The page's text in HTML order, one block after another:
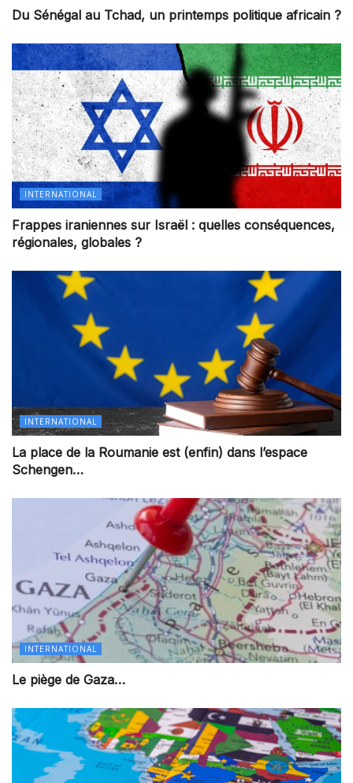
Du Sénégal au Tchad, un printemps politique africain ?
INTERNATIONAL
Frappes iraniennes sur Israël : quelles conséquences,
régionales, globales ?
INTERNATIONAL
La place de la Roumanie est (enfin) dans l’espace
Schengen…
INTERNATIONAL
Le piège de Gaza…